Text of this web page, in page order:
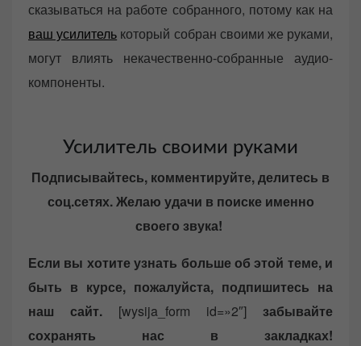
сказываться на работе собранного, потому как на
ваш усилитель который собран своими же руками,
могут влиять некачественно-собранные аудио-
компоненты.
Усилитель своими руками
Подписывайтесь, комментируйте, делитесь в
соц.сетях. Желаю удачи в поиске именно
своего звука!
Если вы хотите узнать больше об этой теме, и
быть в курсе, пожалуйста, подпишитесь на
наш сайт. [wysija_form id=»2″] забывайте
сохранять нас в закладках!